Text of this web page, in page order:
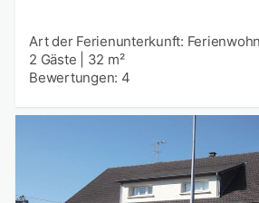
Art der Ferienunterkunft:
2 Gäste
32 m²
Bewertungen: 4